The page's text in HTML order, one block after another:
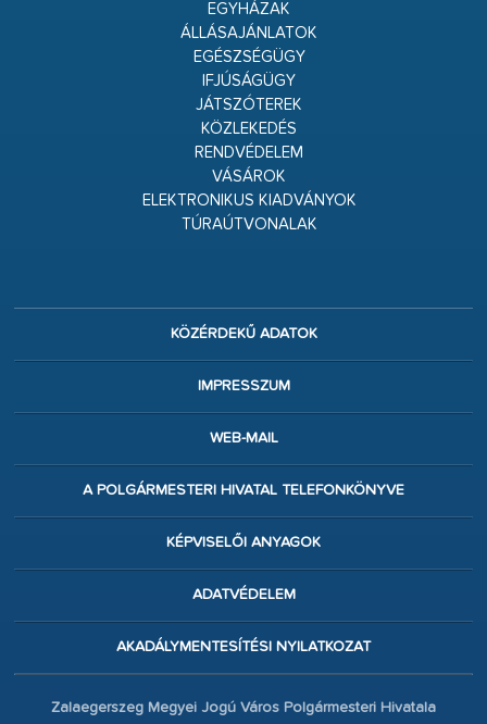
EGYHÁZAK
ÁLLÁSAJÁNLATOK
EGÉSZSÉGÜGY
IFJÚSÁGÜGY
JÁTSZÓTEREK
KÖZLEKEDÉS
RENDVÉDELEM
VÁSÁROK
ELEKTRONIKUS KIADVÁNYOK
TÚRAÚTVONALAK
KÖZÉRDEKŰ ADATOK
IMPRESSZUM
WEB-MAIL
A POLGÁRMESTERI HIVATAL TELEFONKÖNYVE
KÉPVISELŐI ANYAGOK
ADATVÉDELEM
AKADÁLYMENTESÍTÉSI NYILATKOZAT
Zalaegerszeg Megyei Jogú Város Polgármesteri Hivatala